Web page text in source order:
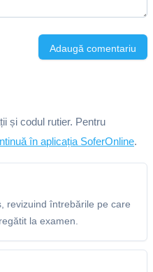
Adaugă comentariu
și codul rutier. Pentru
în aplicația SoferOnline.
revizuind întrebările pe care
la examen.